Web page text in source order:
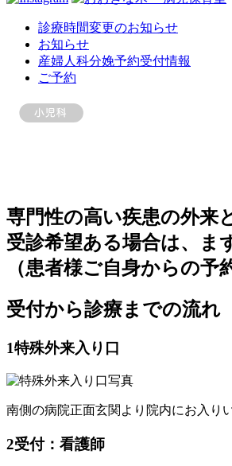
診療時間変更のお知らせ
お知らせ
産婦人科分娩予約受付情報
ご予約
専門性の高い疾患の外来
受診希望ある場合は、ま
（患者様ご自身からの予
受付から診療までの流れ
1特殊外来入り口
南側の病院正面玄関より院内にお入り
2受付：看護師